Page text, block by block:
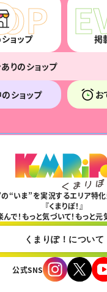
ョップ 掲
りのショップ
ショップ お
“いま”を実況するエリア特
『くまりぽ！』
んで！もっと気づいて！もっと元
くまりぽ！について
公式SNS